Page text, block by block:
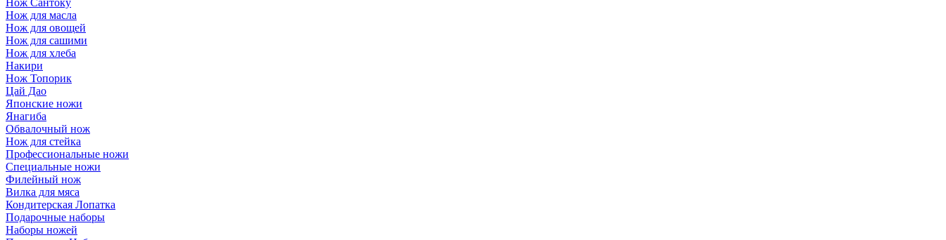
Нож Сантоку
Нож для масла
Нож для овощей
Нож для сашими
Нож для хлеба
Накири
Нож Топорик
Цай Дао
Японские ножи
Янагиба
Обвалочный нож
Нож для стейка
Профессиональные ножи
Специальные ножи
Филейный нож
Вилка для мяса
Кондитерская Лопатка
Подарочные наборы
Наборы ножей